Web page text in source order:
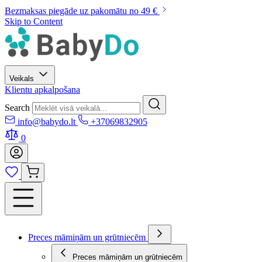
Bezmaksas piegāde uz pakomātu no 49 €
Skip to Content
Veikals
Klientu apkalpošana
Search
info@babydo.lt
+37069832905
0
Preces māmiņām un grūtniecēm
Preces māmiņām un grūtniecēm